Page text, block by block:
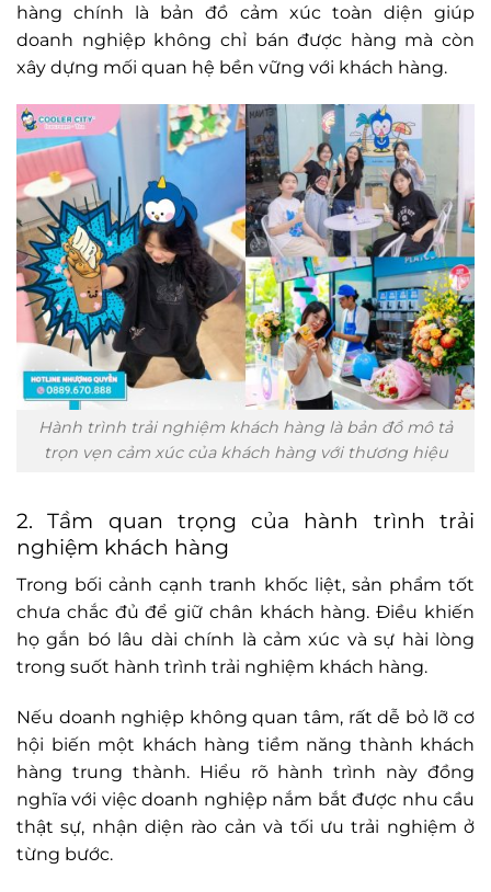
hàng chính là bản đồ cảm xúc toàn diện giúp
doanh nghiệp không chỉ bán được hàng mà còn
xây dựng mối quan hệ bền vững với khách hàng.
Hành trình trải nghiệm khách hàng là bản đồ mô tả
trọn vẹn cảm xúc của khách hàng với thương hiệu
2. Tầm quan trọng của hành trình trải
nghiệm khách hàng
Trong bối cảnh cạnh tranh khốc liệt, sản phẩm tốt
chưa chắc đủ để giữ chân khách hàng. Điều khiến
họ gắn bó lâu dài chính là cảm xúc và sự hài lòng
trong suốt hành trình trải nghiệm khách hàng.
Nếu doanh nghiệp không quan tâm, rất dễ bỏ lỡ cơ
hội biến một khách hàng tiềm năng thành khách
hàng trung thành. Hiểu rõ hành trình này đồng
nghĩa với việc doanh nghiệp nắm bắt được nhu cầu
thật sự, nhận diện rào cản và tối ưu trải nghiệm ở
từng bước.